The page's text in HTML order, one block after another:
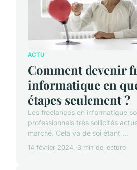
ACTU
Comment devenir
informatique en
étapes seulement ?
Les freelances en informatique
professionnels très sollicités
marché. Cela va de soi étant ...
14 février 2024 3 min de lecture